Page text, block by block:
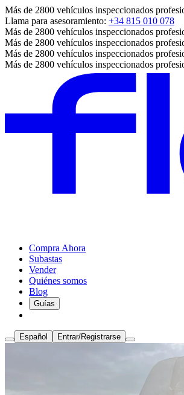
Más de 2800 vehículos inspeccionados
Llama para asesoramiento: +34 815 010 078
Más de 2800 vehículos inspeccionados
Más de 2800 vehículos inspeccionados
Más de 2800 vehículos inspeccionados
Más de 2800 vehículos inspeccionados
Compra Ahora
Subastas
Vender
Quiénes somos
Blog
Guías
Español Entrar/Registrarse